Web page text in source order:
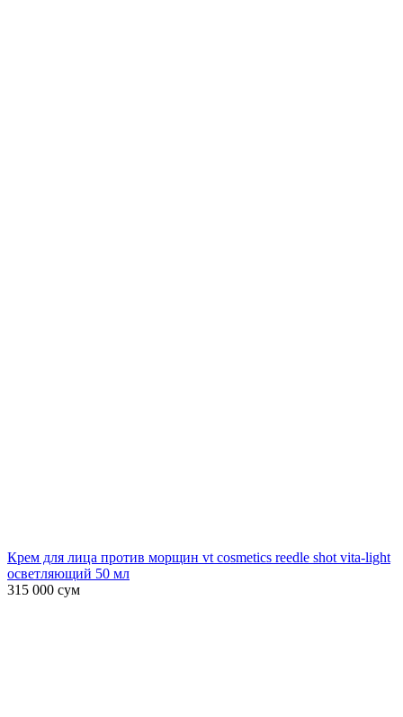
Крем для лица против морщин vt cosmetics reedle shot vita-light
осветляющий 50 мл
315 000 сум